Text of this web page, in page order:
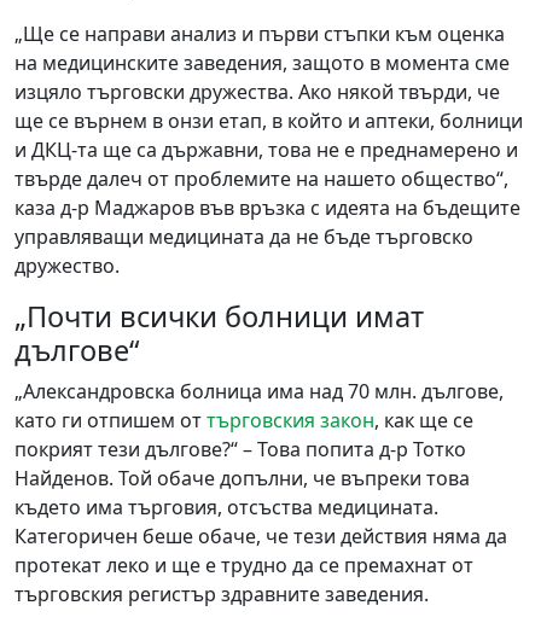
„Ще се направи анализ и първи стъпки към оценка
на медицинските заведения, защото в момента сме
изцяло търговски дружества. Ако някой твърди, че
ще се върнем в онзи етап, в който и аптеки, болници
и ДКЦ-та ще са държавни, това не е преднамерено и
твърде далеч от проблемите на нашето общество“,
каза д-р Маджаров във връзка с идеята на бъдещите
управляващи медицината да не бъде търговско
дружество.
„Почти всички болници имат
дългове“
„Александровска болница има над 70 млн. дългове,
като ги отпишем оттърговския закон, как ще се
покрият тези дългове?“ – Това попита д-р Тотко
Найденов. Той обаче допълни, че въпреки това
където има търговия, отсъства медицината.
Категоричен беше обаче, че тези действия няма да
протекат леко и ще е трудно да се премахнат от
търговския регистър здравните заведения.